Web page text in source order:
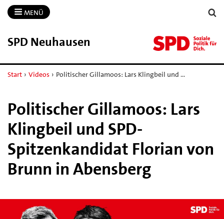
MENÜ
SPD Neuhausen
Start › Videos › Politischer Gillamoos: Lars Klingbeil und …
Politischer Gillamoos: Lars
Klingbeil und SPD-
Spitzenkandidat Florian von
Brunn in Abensberg